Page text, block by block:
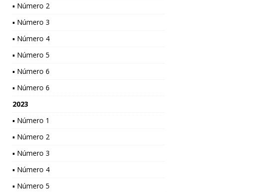
▪ Número 2
▪ Número 3
▪ Número 4
▪ Número 5
▪ Número 6
▪ Número 6
2023
▪ Número 1
▪ Número 2
▪ Número 3
▪ Número 4
▪ Número 5